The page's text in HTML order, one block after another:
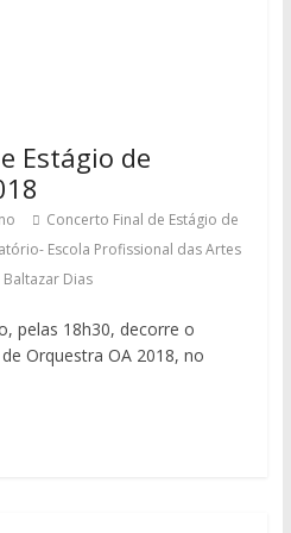
Estágio de
Concerto Final de Estágio de
Escola Profissional das Artes
Dias
pelas 18h30, decorre o
Orquestra OA 2018, no